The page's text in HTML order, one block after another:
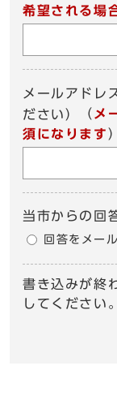
希望される場
メールアドレ
ださい）
（ メ
須になります ）
当市からの回
回答をメー
書き込みが終
してください。